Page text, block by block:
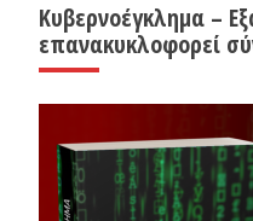
Κυβερνοέγκλημα –
επανακυκλοφορεί